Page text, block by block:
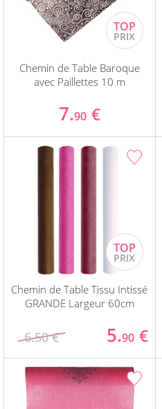
Chemin de Table Baroque
avec Paillettes 10 m
7.90 €
Chemin de Table Tissu Intissé
GRANDE Largeur 60cm
6.50 € 5.90 €